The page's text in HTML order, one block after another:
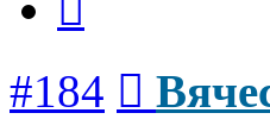
#184